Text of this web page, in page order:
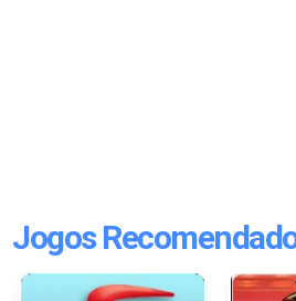
Jogos